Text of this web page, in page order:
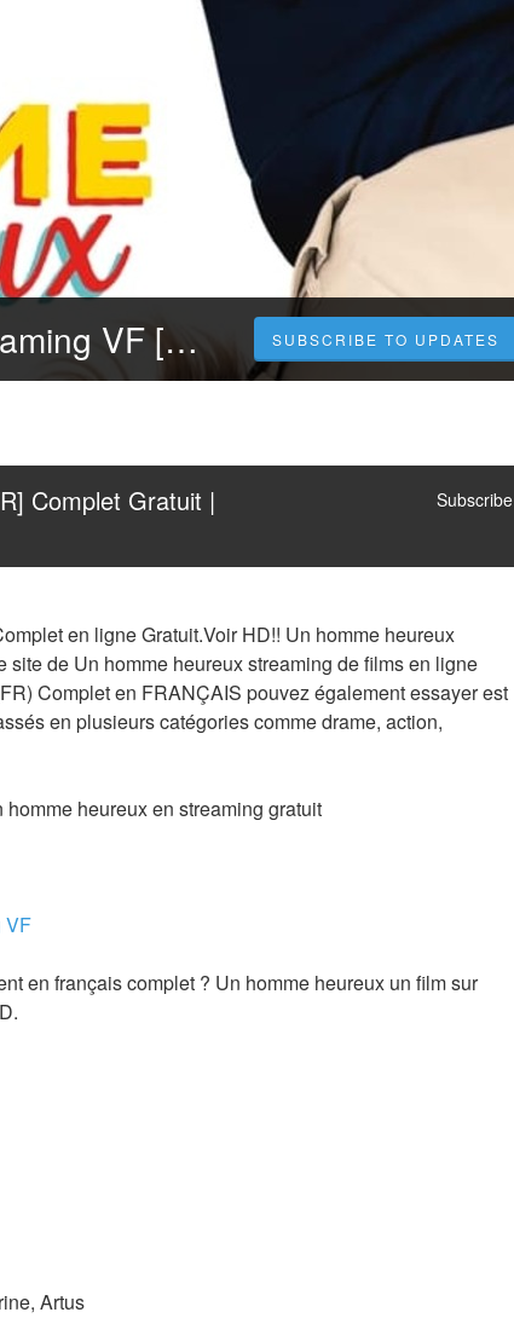
Voir~! Un homme heureux Streaming VF [FR] Complet Gratuit | Français 𝐕𝐎𝐒𝐓𝐅𝐑 SUBSCRIBE TO UPDATES
Complet Gratuit |
Subscribe
en ligne Gratuit.Voir HD!! Un homme heureux
de Un homme heureux streaming de films en ligne
Complet en FRANÇAIS pouvez également essayer est
en plusieurs catégories comme drame, action,
heureux en streaming gratuit
VF
en français complet ? Un homme heureux un film sur
Artus